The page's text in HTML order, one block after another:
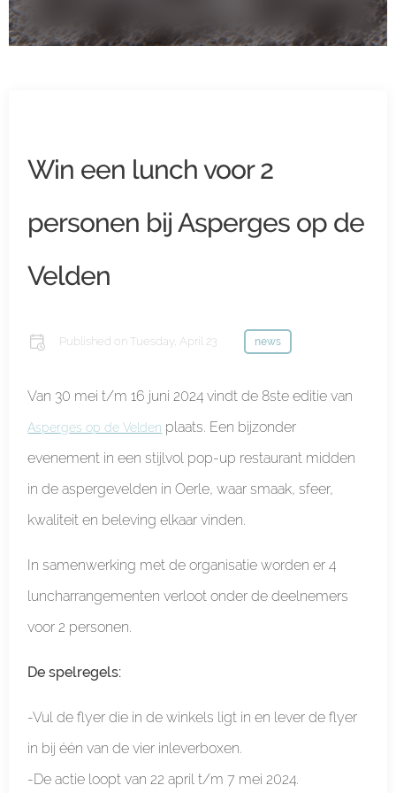
Win een lunch voor 2
personen bij Asperges op de
Velden
Published on Tuesday, April 23 news
Van 30 mei t/m 16 juni 2024 vindt de 8ste editie van
Asperges op de Velden plaats. Een bijzonder
evenement in een stijlvol pop-up restaurant midden
in de aspergevelden in Oerle, waar smaak, sfeer,
kwaliteit en beleving elkaar vinden.
In samenwerking met de organisatie worden er 4
luncharrangementen verloot onder de deelnemers
voor 2 personen.
De spelregels:
-Vul de flyer die in de winkels ligt in en lever de flyer
in bij één van de vier inleverboxen.
-De actie loopt van 22 april t/m 7 mei 2024.